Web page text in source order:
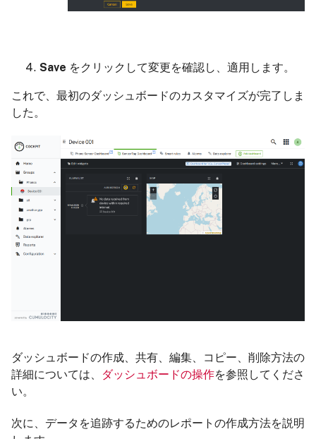
Save をクリックして変更を確認し、適用します。
これで、最初のダッシュボードのカスタマイズが完了しま
した。
ダッシュボードの作成、共有、編集、コピー、削除方法の
詳細については、
ダッシュボードの操作を参照してくださ
い。
次に、データを追跡するためのレポートの作成方法を説明